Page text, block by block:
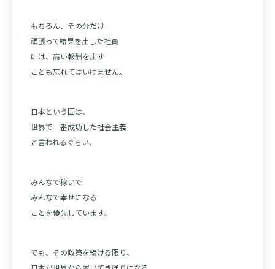
もちろん、その分だけ
頑張って結果を出した社員
には、高い報酬を出す
ことも忘れてはいけません。
日本という国は、
世界で一番成功した社会主義
と言われるぐらい、
みんなで稼いで
みんなで幸せになる
ことを優先しています。
でも、その政策を続ける限り、